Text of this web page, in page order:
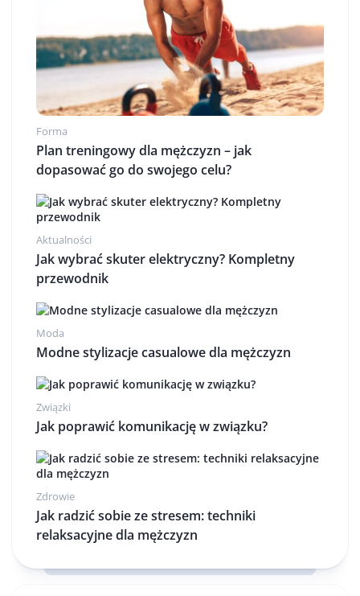
Forma
Plan treningowy dla mężczyzn – jak
dopasować go do swojego celu?
Aktualności
Jak wybrać skuter elektryczny? Kompletny
przewodnik
Moda
Modne stylizacje casualowe dla mężczyzn
Związki
Jak poprawić komunikację w związku?
Zdrowie
Jak radzić sobie ze stresem: techniki
relaksacyjne dla mężczyzn